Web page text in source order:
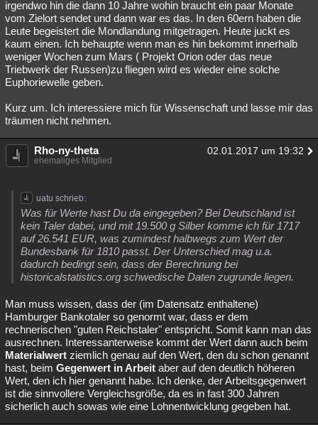
irgendwo hin die dann 10 Jahre wohin braucht ein paar Monate
vom Zielort sendet und dann war es das. In den 60ern haben die
Leute begeistert die Mondlandung mitgetragen. Heute juckt es
kaum einen. Ich behaupte wenn man es hin bekommt innerhalb
weniger Wochen zum Mars ( Projekt Orion oder das neue
Triebwerk der Russen)zu fliegen wird es wieder eine solche
Euphoriewelle geben.
Kurz um. Ich interessiere mich für Wissenschaft und lasse mir das
träumen nicht nehmen.
Rho-ny-theta 02.01.2017 um 19:32
ehemaliges Mitglied
uatu schrieb:
Was für Werte hast Du da eingegeben? Bei Deutschland ist
kein Taler dabei, und mit 19.500 g Silber komme ich für 1717
auf 26.541 EUR, was zumindest halbwegs zum Wert der
Bundesbank für 1810 passt. Der Unterschied mag u.a.
dadurch bedingt sein, dass der Berechnung bei
historicalstatistics.org schwedische Daten zugrunde liegen.
Man muss wissen, dass der (im Datensatz enthaltene)
Hamburger Bankotaler so genormt war, dass er dem
rechnerischen "guten Reichstaler" entspricht. Somit kann man das
ausrechnen. Interessanterweise kommt der Wert dann auch beim
Materialwert ziemlich genau auf den Wert, den du schon genannt
hast, beim Gegenwert in Arbeit aber auf den deutlich höheren
Wert, den ich hier genannt habe. Ich denke, der Arbeitsgegenwert
ist die sinnvollere Vergleichsgröße, da es in fast 300 Jahren
sicherlich auch sowas wie eine Lohnentwicklung gegeben hat.